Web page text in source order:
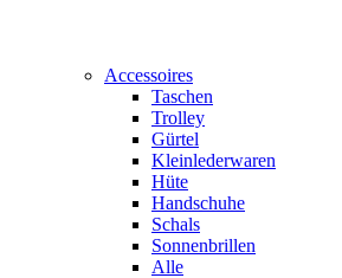
Accessoires
Taschen
Trolley
Gürtel
Kleinlederwaren
Hüte
Handschuhe
Schals
Sonnenbrillen
Alle